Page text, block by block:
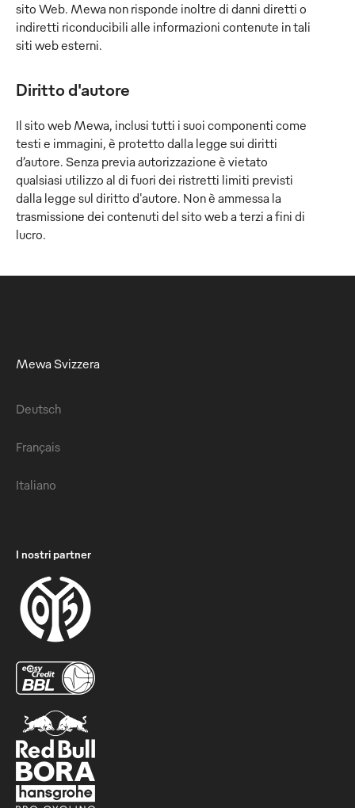
sito Web. Mewa non risponde inoltre di danni diretti o
indiretti riconducibili alle informazioni contenute in tali
siti web esterni.
Diritto d'autore
Il sito web Mewa, inclusi tutti i suoi componenti come
testi e immagini, è protetto dalla legge sui diritti
d’autore. Senza previa autorizzazione è vietato
qualsiasi utilizzo al di fuori dei ristretti limiti previsti
dalla legge sul diritto d'autore. Non è ammessa la
trasmissione dei contenuti del sito web a terzi a fini di
lucro.
Mewa Svizzera
Deutsch
Français
Italiano
I nostri partner